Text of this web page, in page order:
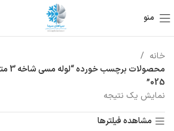
منو
خانه
025”
نمایش یک نتیجه
مشاهده فیلترها